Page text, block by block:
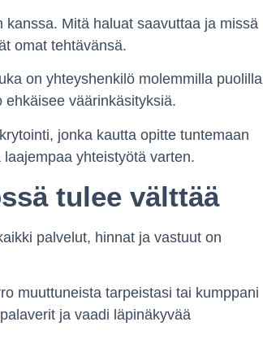
Mitä haluat saavuttaa ja missä
omat tehtävänsä.
on yhteyshenkilö molemmilla puolilla
väärinkäsityksiä.
jonka kautta opitte tuntemaan
yhteistyötä varten.
tulee välttää
palvelut, hinnat ja vastuut on
muuttuneista tarpeistasi tai kumppani
ja vaadi läpinäkyvää